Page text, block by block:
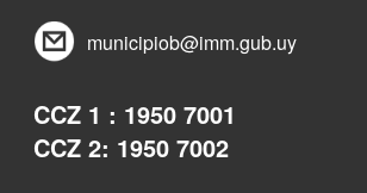
municipiob@imm.gub.uy
CCZ 1 : 1950 7001
CCZ 2: 1950 7002